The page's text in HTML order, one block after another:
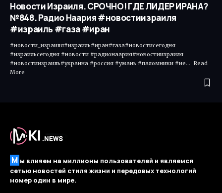
Новости Израиля. СРОЧНО! ГДЕ ЛИДЕР ИРАНА?
№848. Радио Наария #новостиизраиля
#израиль #газа #иран
#новости_израиля#израиль#иран#газа#новостисегодня
#израильсегодня #новости #радионаария#новостиизраиля
#новостиизраиль#украина #россия #умань #паломники #ие... Read
More ​
М ы влияем на миллионы пользователей и являемся
сетью новостей стиля жизни и передовых технологий
номер один в мире.